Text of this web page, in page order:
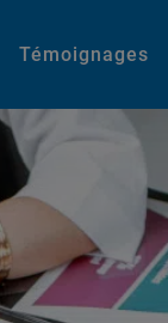
Témoignages